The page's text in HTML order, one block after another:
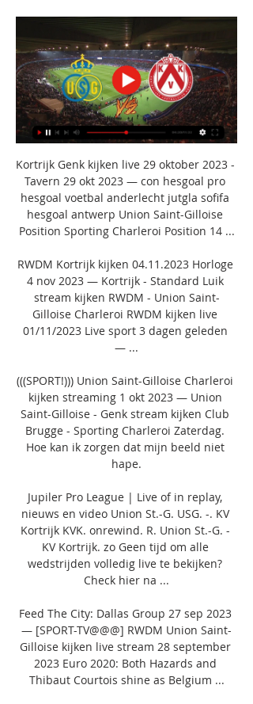
Kortrijk Genk kijken live 29 oktober 2023 -
Tavern 29 okt 2023 — con hesgoal pro
hesgoal voetbal anderlecht jutgla sofifa
hesgoal antwerp Union Saint-Gilloise
Position Sporting Charleroi Position 14 ...
RWDM Kortrijk kijken 04.11.2023 Horloge
4 nov 2023 — Kortrijk - Standard Luik
stream kijken RWDM - Union Saint-
Gilloise Charleroi RWDM kijken live
01/11/2023 Live sport 3 dagen geleden
— ...
(((SPORT!))) Union Saint-Gilloise Charleroi
kijken streaming 1 okt 2023 — Union
Saint-Gilloise - Genk stream kijken Club
Brugge - Sporting Charleroi Zaterdag.
Hoe kan ik zorgen dat mijn beeld niet
hape.
Jupiler Pro League | Live of in replay,
nieuws en video Union St.-G. USG. -. KV
Kortrijk KVK. onrewind. R. Union St.-G. -
KV Kortrijk. zo Geen tijd om alle
wedstrijden volledig live te bekijken?
Check hier na ...
Feed The City: Dallas Group 27 sep 2023
— [SPORT-TV@@@] RWDM Union Saint-
Gilloise kijken live stream 28 september
2023 Euro 2020: Both Hazards and
Thibaut Courtois shine as Belgium ...